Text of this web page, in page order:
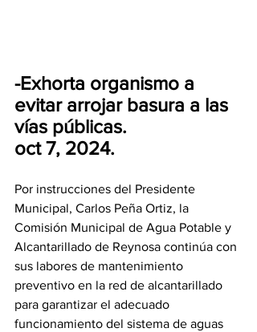
-Exhorta organismo a
evitar arrojar basura a las
vías públicas.
oct 7, 2024.
Por instrucciones del Presidente
Municipal, Carlos Peña Ortiz, la
Comisión Municipal de Agua Potable y
Alcantarillado de Reynosa continúa con
sus labores de mantenimiento
preventivo en la red de alcantarillado
para garantizar el adecuado
funcionamiento del sistema de aguas